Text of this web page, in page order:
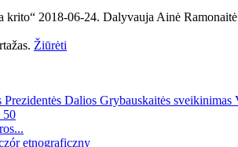
krito“ 2018-06-24. Dalyvauja Ainė
Žiūrėti
Dalios Grybauskaitės
50
etnograficzny